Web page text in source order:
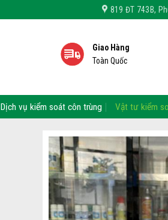
819 ĐT 743B,
Giao Hàng
Toàn Quốc
Dịch vụ kiểm soát côn trùng Vật tư kiểm